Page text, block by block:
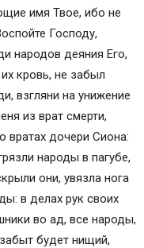
имя Твое, ибо не
Господу,
народов деяния Его,
кровь, не забыл
взгляни на унижение
из врат смерти,
вратах дочери Сиона:
народы в пагубе,
они, увязла нога
в делах рук своих
во ад, все народы,
будет нищий,